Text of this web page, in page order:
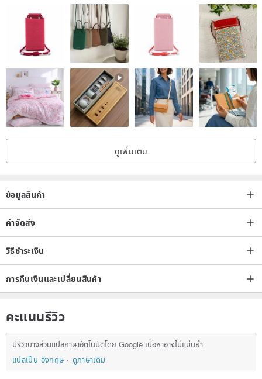
ดูเพิ่มเติม
ข้อมูลสินค้า
ค่าจัดส่ง
วิธีชำระเงิน
การคืนเงินและเปลี่ยนสินค้า
คะแนนรีวิว
มีรีวิวบางส่วนแปลภาษาอัตโนมัติโดย Google เนื้อหาอาจไม่แม่นยำ
แปลเป็น อังกฤษ
ดูภาษาเดิม